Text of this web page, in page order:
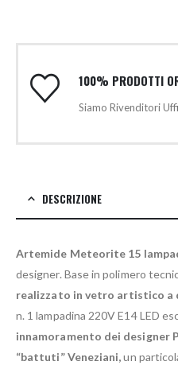
100% PRODOTTI
Siamo Rivenditori
DESCRIZIONE
Artemide Meteorite 15
designer. Base in polimero
realizzato in vetro artistico a
n. 1 lampadina 220V E14 LED
innamoramento dei designer
“battuti” Veneziani,un